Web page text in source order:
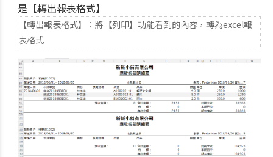
是【轉出報表格式】
【轉出報表格式】：將【列印】功能看到的內容，轉為excel報
表格式